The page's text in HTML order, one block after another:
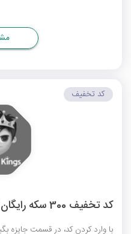
کد تخفیف 300 سکه رایگان کوییز آف کینگز
کد تخفیف